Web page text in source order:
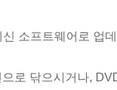
소프트웨어로 업
로 닦으시거나,